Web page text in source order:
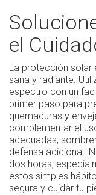
el
La protección solar
sana y radiante.
espectro con un
primer paso para
quemaduras y
complementar el
adecuadas,
defensa adicional.
dos horas,
estos simples
segura y cuidar tu